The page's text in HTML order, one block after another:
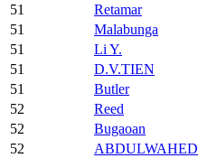
51
Retamar
51
Malabunga
51
Li Y.
51
D.V.TIEN
51
Butler
52
Reed
52
Bugaoan
52
ABDULWAHED